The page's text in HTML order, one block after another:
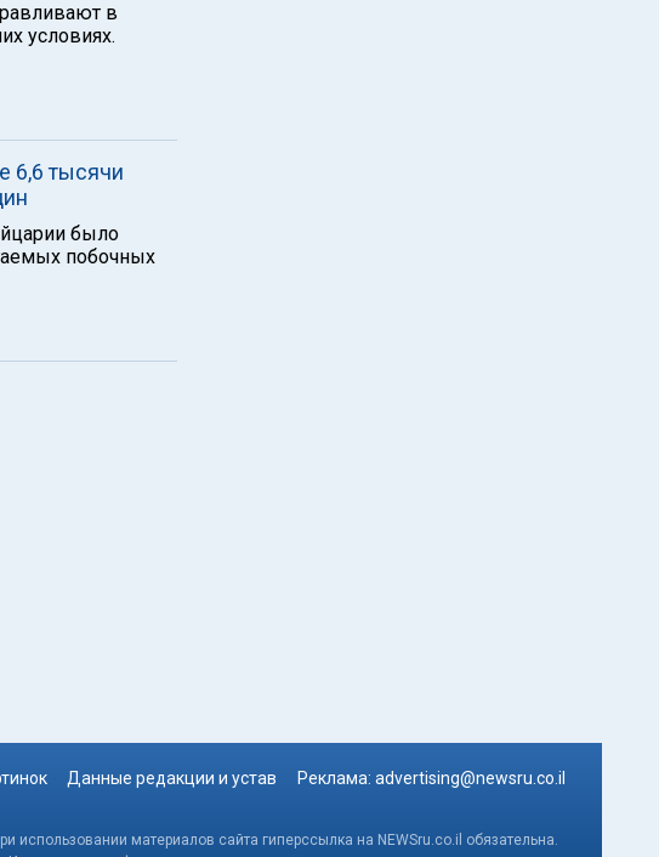
в
условиях.
6,6 тысячи
было
побочных
Данные редакции и устав Реклама: advertising@newsru.co.il
использовании материалов сайта гиперссылка на NEWSru.co.il обязательна.